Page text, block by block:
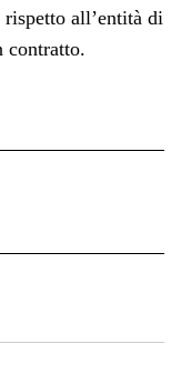
all’entità di
contratto.